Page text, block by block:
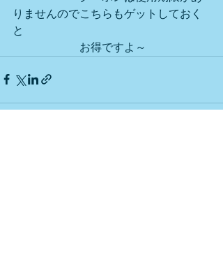
りませんのでこちらもゲットしておく
と
お得ですよ～